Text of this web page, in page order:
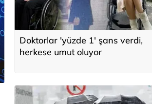
Doktorlar 'yüzde 1' şans verdi,
herkese umut oluyor